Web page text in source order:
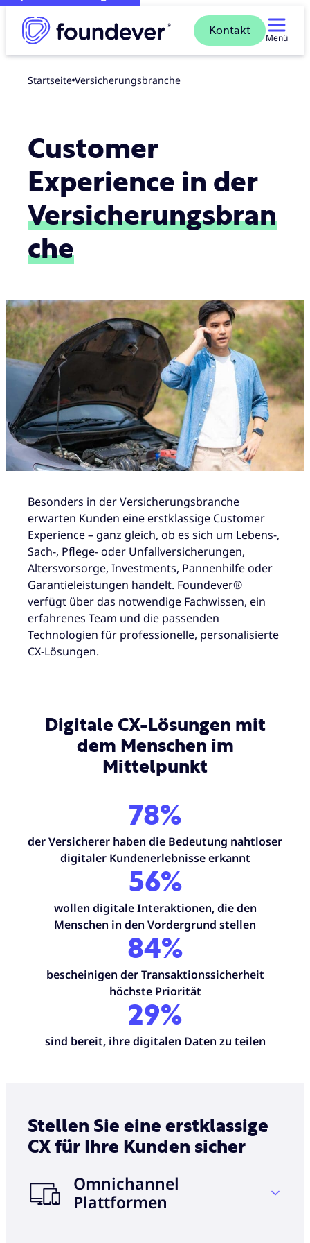
Kontakt
Menü
Startseite Versicherungsbranche
Customer
Experience in der
Versicherungsbran
che
Besonders in der Versicherungsbranche
erwarten Kunden eine erstklassige Customer
Experience – ganz gleich, ob es sich um Lebens-,
Sach-, Pflege- oder Unfallversicherungen,
Altersvorsorge, Investments, Pannenhilfe oder
Garantieleistungen handelt. Foundever®
verfügt über das notwendige Fachwissen, ein
erfahrenes Team und die passenden
Technologien für professionelle, personalisierte
CX-Lösungen.
Digitale CX-Lösungen mit
dem Menschen im
Mittelpunkt
78%
der Versicherer haben die Bedeutung nahtloser
digitaler Kundenerlebnisse erkannt
56%
wollen digitale Interaktionen, die den
Menschen in den Vordergrund stellen
84%
bescheinigen der Transaktionssicherheit
höchste Priorität
29%
sind bereit, ihre digitalen Daten zu teilen
Stellen Sie eine erstklassige
CX für Ihre Kunden sicher
Omnichannel
Plattformen